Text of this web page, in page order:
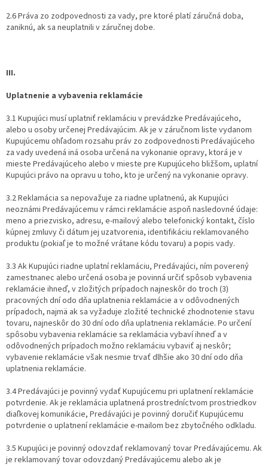
2.6 Práva zo zodpovednosti za vady, pre ktoré platí záručná doba,
zaniknú, ak sa neuplatnili v záručnej dobe.
III.
Uplatnenie a vybavenia reklamácie
3.1 Kupujúci musí uplatniť reklamáciu v prevádzke Predávajúceho,
alebo u osoby určenej Predávajúcim. Ak je v záručnom liste vydanom
Kupujúcemu ohľadom rozsahu práv zo zodpovednosti Predávajúceho
za vady uvedená iná osoba určená na vykonanie opravy, ktorá je v
mieste Predávajúceho alebo v mieste pre Kupujúceho bližšom, uplatní
Kupujúci právo na opravu u toho, kto je určený na vykonanie opravy.
3.2 Reklamácia sa nepovažuje za riadne uplatnenú, ak Kupujúci
neoznámi Predávajúcemu v rámci reklamácie aspoň nasledovné údaje:
meno a priezvisko, adresu, e-mailový alebo telefonický kontakt, číslo
kúpnej zmluvy či dátum jej uzatvorenia, identifikáciu reklamovaného
produktu (pokiaľ je to možné vrátane kódu tovaru) a popis vady.
3.3 Ak Kupujúci riadne uplatní reklamáciu, Predávajúci, ním poverený
zamestnanec alebo určená osoba je povinná určiť spôsob vybavenia
reklamácie ihneď, v zložitých prípadoch najneskôr do troch (3)
pracovných dní odo dňa uplatnenia reklamácie a v odôvodnených
prípadoch, najmä ak sa vyžaduje zložité technické zhodnotenie stavu
tovaru, najneskôr do 30 dní odo dňa uplatnenia reklamácie. Po určení
spôsobu vybavenia reklamácie sa reklamácia vybaví ihneď a v
odôvodnených prípadoch možno reklamáciu vybaviť aj neskôr;
vybavenie reklamácie však nesmie trvať dlhšie ako 30 dní odo dňa
uplatnenia reklamácie.
3.4 Predávajúci je povinný vydať Kupujúcemu pri uplatnení reklamácie
potvrdenie. Ak je reklamácia uplatnená prostredníctvom prostriedkov
diaľkovej komunikácie, Predávajúci je povinný doručiť Kupujúcemu
potvrdenie o uplatnení reklamácie e-mailom bez zbytočného odkladu.
3.5 Kupujúci je povinný odovzdať reklamovaný tovar Predávajúcemu. Ak
je reklamovaný tovar odovzdaný Predávajúcemu alebo ak je